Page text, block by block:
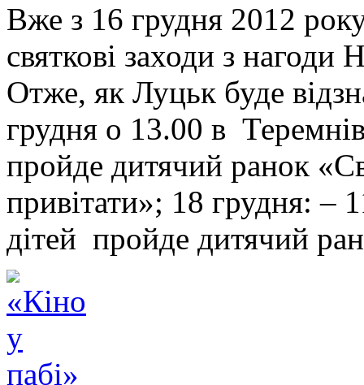
Вже з 16 грудня 2012
святкові заходи з нагоди
Отже, як Луцьк буде
грудня о 13.00 в
пройде дитячий ранок
привітати»; 18 грудня: –
дітей пройде дитячий